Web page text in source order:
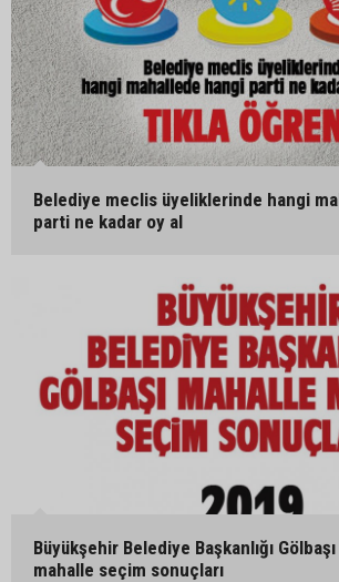
Belediye meclis üyeliklerinde hangi
parti ne kadar oy al
Büyükşehir Belediye Başkanlığı
mahalle seçim sonuçları